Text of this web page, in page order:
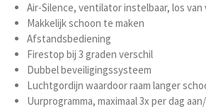
Air-Silence, ventilator instelbaar, los van
Makkelijk schoon te maken
Afstandsbediening
Firestop bij 3 graden verschil
Dubbel beveiligingssysteem
Luchtgordijn waardoor raam langer
Uurprogramma, maximaal 3x per dag